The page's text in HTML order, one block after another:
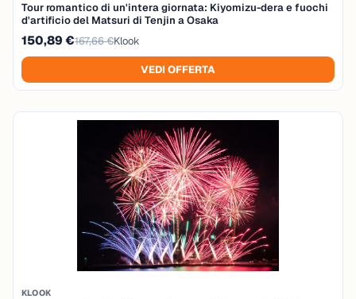
Tour romantico di un'intera giornata: Kiyomizu-dera e fuochi
d'artificio del Matsuri di Tenjin a Osaka
150,89 €167,66 €Klook
VEDI OFFERTA
KLOOK